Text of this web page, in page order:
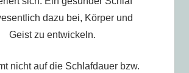
dazu bei, Körper und
Geist zu entwickeln.
nicht auf die Schlafdauer bzw.